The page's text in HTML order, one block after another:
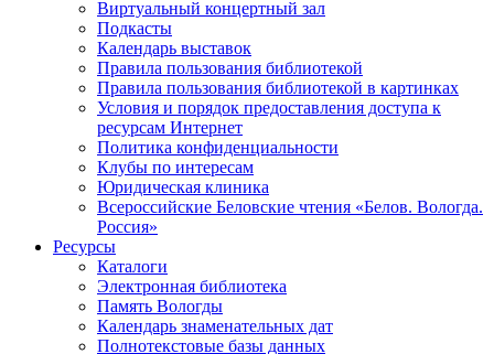
Виртуальный концертный зал
Подкасты
Календарь выставок
Правила пользования библиотекой
Правила пользования библиотекой в картинках
Условия и порядок предоставления доступа к
ресурсам Интернет
Политика конфиденциальности
Клубы по интересам
Юридическая клиника
Всероссийские Беловские чтения «Белов. Вологда.
Россия»
Ресурсы
Каталоги
Электронная библиотека
Память Вологды
Календарь знаменательных дат
Полнотекстовые базы данных